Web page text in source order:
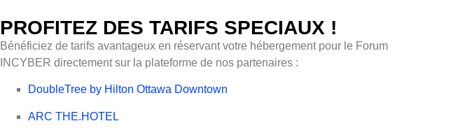
PROFITEZ DES TARIFS SPECIAUX !
Bénéficiez de tarifs avantageux en réservant votre hébergement pour le Forum
INCYBER directement sur la plateforme de nos partenaires :
DoubleTree by Hilton Ottawa Downtown
ARC THE.HOTEL